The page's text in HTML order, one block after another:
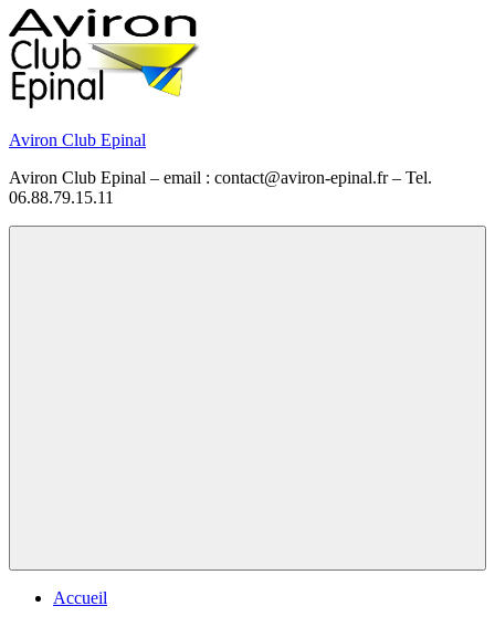
Skip
to
content
Aviron Club Epinal
Aviron Club Epinal – email : contact@aviron-epinal.fr – Tel.
06.88.79.15.11
Accueil